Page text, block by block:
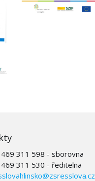
311 598 - sborovna
311 530 - ředitelna